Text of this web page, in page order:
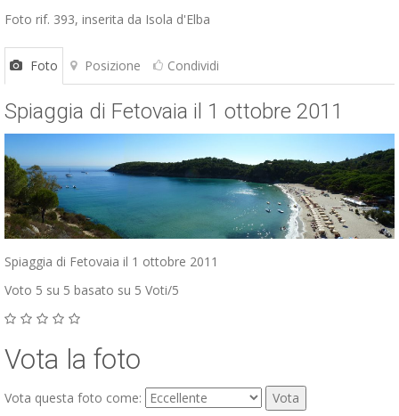
Foto rif. 393, inserita da Isola d'Elba
Foto Posizione Condividi
Spiaggia di Fetovaia il 1 ottobre 2011
Spiaggia di Fetovaia il 1 ottobre 2011
Voto 5 su 5 basato su 5 Voti/5
Vota la foto
Vota questa foto come: